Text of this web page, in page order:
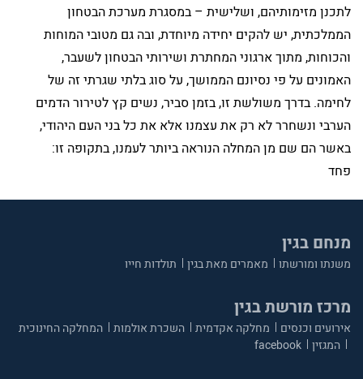
לתכנן מזימותיהם, ושלישית – במסגרת מערכת הבטחון
הממלכתית, יש להקים יחידה מיוחדת, ובה גם מטובי המוחות
והכוחות, מתוך ארגוני המחתרת ושירותי הבטחון לשעבר,
האמונים על פי נסיונם הממושך, על סוג בלתי שגרתי זה של
לחימה. בדרך משולשת זו, בזמן סביר, נשים קץ לטירור הדמים
הערבי ונשחרר לא רק את עצמנו אלא את כל בני העם היהודי,
באשר הם שם מן המחלה הנוראה ביותר לעמנו, בתקופה זו:
פחד
מנחם בגין
משנתו ומורשתו מאמרים מאת בגין תולדות חייו
מרכז מורשת בגין
אירועים וכנסים מחלקה אקדמית השכרת אולמות
המחלקה החינוכית
המגזין
facebook